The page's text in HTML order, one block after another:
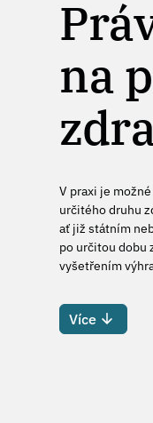
na
V praxi je
určitého druhu
ať již státním
po určitou dobu
vyšetřením
Více